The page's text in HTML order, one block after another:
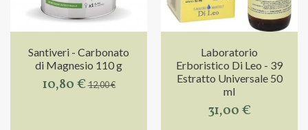
Santiveri - Carbonato
di Magnesio 110 g
10,80 €12,00 €
Laboratorio
Erboristico Di Leo - 39
Estratto Universale 50
ml
31,00 €